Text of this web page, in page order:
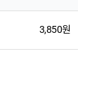
3,850원